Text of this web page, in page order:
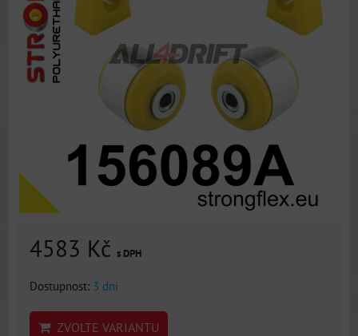
4583 Kč s DPH
Dostupnost: 3 dni
ZVOLTE VARIANTU